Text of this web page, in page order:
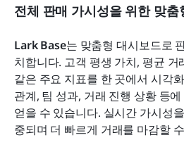
전체 판매 가시성을 위한 맞춤
Lark Base는 맞춤형 대시보드로
치합니다. 고객 평생 가치, 평균
같은 주요 지표를 한 곳에서 시각
관계, 팀 성과, 거래 진행 상황 등
얻을 수 있습니다. 실시간 가시성
중되며 더 빠르게 거래를 마감할